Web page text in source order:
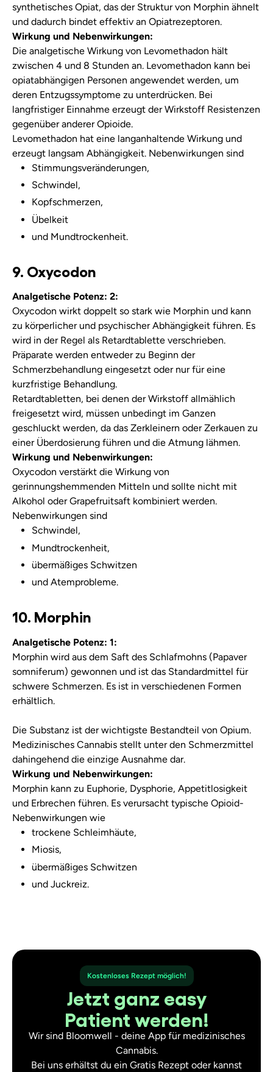
synthetisches Opiat, das der Struktur von Morphin ähnelt
und dadurch bindet effektiv an Opiatrezeptoren.
Wirkung und Nebenwirkungen:
Die analgetische Wirkung von Levomethadon hält
zwischen 4 und 8 Stunden an. Levomethadon kann bei
opiatabhängigen Personen angewendet werden, um
deren Entzugssymptome zu unterdrücken. Bei
langfristiger Einnahme erzeugt der Wirkstoff Resistenzen
gegenüber anderer Opioide.
Levomethadon hat eine langanhaltende Wirkung und
erzeugt langsam Abhängigkeit. Nebenwirkungen sind
Stimmungsveränderungen,
Schwindel,
Kopfschmerzen,
Übelkeit
und Mundtrockenheit.
9. Oxycodon
Analgetische Potenz: 2:
Oxycodon wirkt doppelt so stark wie Morphin und kann
zu körperlicher und psychischer Abhängigkeit führen. Es
wird in der Regel als Retardtablette verschrieben.
Präparate werden entweder zu Beginn der
Schmerzbehandlung eingesetzt oder nur für eine
kurzfristige Behandlung.
Retardtabletten, bei denen der Wirkstoff allmählich
freigesetzt wird, müssen unbedingt im Ganzen
geschluckt werden, da das Zerkleinern oder Zerkauen zu
einer Überdosierung führen und die Atmung lähmen.
Wirkung und Nebenwirkungen:
Oxycodon verstärkt die Wirkung von
gerinnungshemmenden Mitteln und sollte nicht mit
Alkohol oder Grapefruitsaft kombiniert werden.
Nebenwirkungen sind
Schwindel,
Mundtrockenheit,
übermäßiges Schwitzen
und Atemprobleme.
10. Morphin
Analgetische Potenz: 1:
Morphin wird aus dem Saft des Schlafmohns (Papaver
somniferum) gewonnen und ist das Standardmittel für
schwere Schmerzen. Es ist in verschiedenen Formen
erhältlich.
Die Substanz ist der wichtigste Bestandteil von Opium.
Medizinisches Cannabis stellt unter den Schmerzmittel
dahingehend die einzige Ausnahme dar.
Wirkung und Nebenwirkungen:
Morphin kann zu Euphorie, Dysphorie, Appetitlosigkeit
und Erbrechen führen. Es verursacht typische Opioid-
Nebenwirkungen wie
trockene Schleimhäute,
Miosis,
übermäßiges Schwitzen
und Juckreiz.
Kostenloses Rezept möglich!
Jetzt ganz easy
Patient werden!
Wir sind Bloomwell - deine App für medizinisches
Cannabis.
Bei uns erhältst du ein Gratis Rezept oder kannst